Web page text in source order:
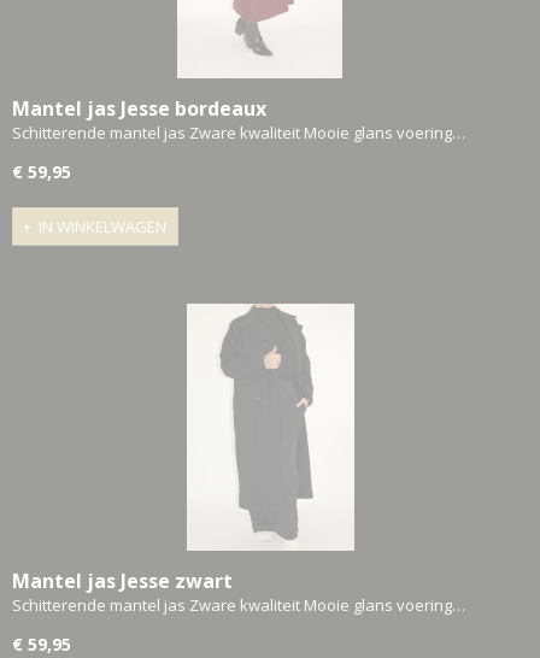
Mantel jas Jesse bordeaux
Schitterende mantel jas Zware kwaliteit Mooie glans voering…
€ 59,95
IN WINKELWAGEN
Mantel jas Jesse zwart
Schitterende mantel jas Zware kwaliteit Mooie glans voering…
€ 59,95